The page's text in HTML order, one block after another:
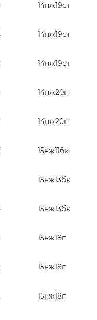
14нж19ст
14нж19ст
14нж19ст
14нж20п
14нж20п
15нж11бк
15нж13бк
15нж13бк
15нж18п
15нж18п
15нж18п